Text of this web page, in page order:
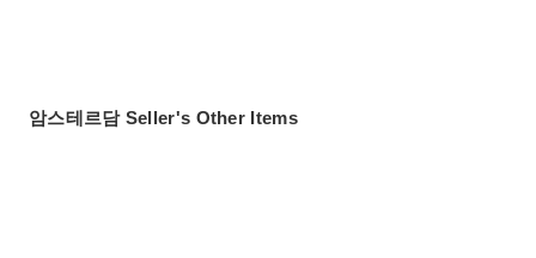
암스테르담 Seller's Other Items